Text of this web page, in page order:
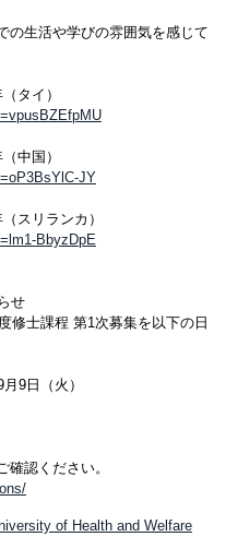
の生活や学びの雰囲気を感じて
タイ）
中国）
JY
スリランカ）
BbyzDpE
せ
修士課程 第1次募集を以下の日
9日（火）
認ください。
of Health and Welfare